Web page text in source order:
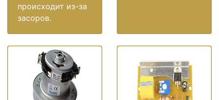
происходит из-за
засоров.